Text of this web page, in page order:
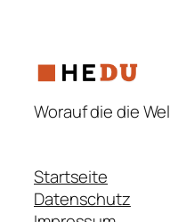
Worauf die die
Startseite
Datenschutz